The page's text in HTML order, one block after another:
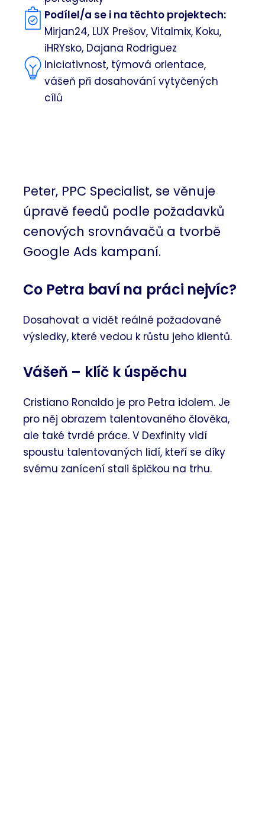
Podílel/a se i na těchto projektech:
Mirjan24, LUX Prešov, Vitalmix, Koku,
iHRYsko, Dajana Rodriguez
Iniciativnost, týmová orientace,
vášeň při dosahování vytyčených
cílů
Peter, PPC Specialist, se věnuje
úpravě feedů podle požadavků
cenových srovnávačů a tvorbě
Google Ads kampaní.
Co Petra baví na práci nejvíc?
Dosahovat a vidět reálné požadované
výsledky, které vedou k růstu jeho klientů.
Vášeň – klíč k úspěchu
Cristiano Ronaldo je pro Petra idolem. Je
pro něj obrazem talentovaného člověka,
ale také tvrdé práce. V Dexfinity vidí
spoustu talentovaných lidí, kteří se díky
svému zanícení stali špičkou na trhu.